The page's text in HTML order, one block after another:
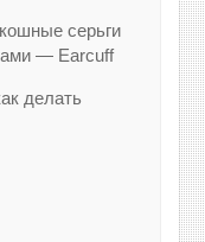
серьги
— Earcuff